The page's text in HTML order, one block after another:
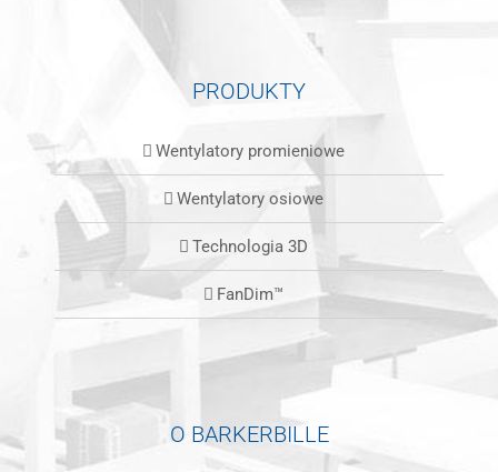
PRODUKTY
Wentylatory promieniowe
Wentylatory osiowe
Technologia 3D
FanDim™
O BARKERBILLE